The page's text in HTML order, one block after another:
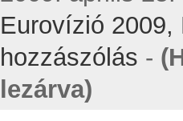
Eurovízió 2009,
hozzászólás -
lezárva)